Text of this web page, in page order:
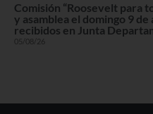
Comisión “Roosevelt para
y asamblea el domingo 9
recibidos en Junta
05/08/26